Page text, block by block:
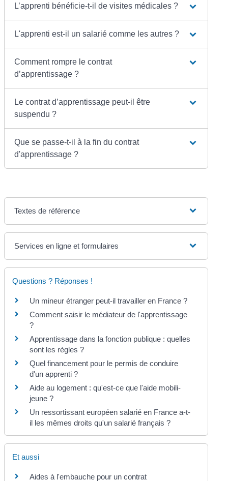
L’apprenti bénéficie-t-il de visites médicales ?
L'apprenti est-il un salarié comme les autres ?
Comment rompre le contrat
d’apprentissage ?
Le contrat d’apprentissage peut-il être
suspendu ?
Que se passe-t-il à la fin du contrat
d'apprentissage ?
Textes de référence
Services en ligne et formulaires
Questions ? Réponses !
Un mineur étranger peut-il travailler en France ?
Comment saisir le médiateur de l'apprentissage
?
Apprentissage dans la fonction publique : quelles
sont les règles ?
Quel financement pour le permis de conduire
d'un apprenti ?
Aide au logement : qu'est-ce que l'aide mobili-
jeune ?
Un ressortissant européen salarié en France a-t-
il les mêmes droits qu'un salarié français ?
Et aussi
Aides à l'embauche pour un contrat